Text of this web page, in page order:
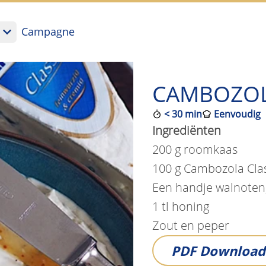
Campagne
<30 min Eenvoudig
Ingrediënten
200 g roomkaas
100 g Cambozola
Een handje
1 tl honing
Zout en peper
PDF